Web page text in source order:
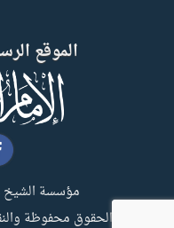
الموقع
مؤسسة الشيخ
جميع الحقوق محفوظة